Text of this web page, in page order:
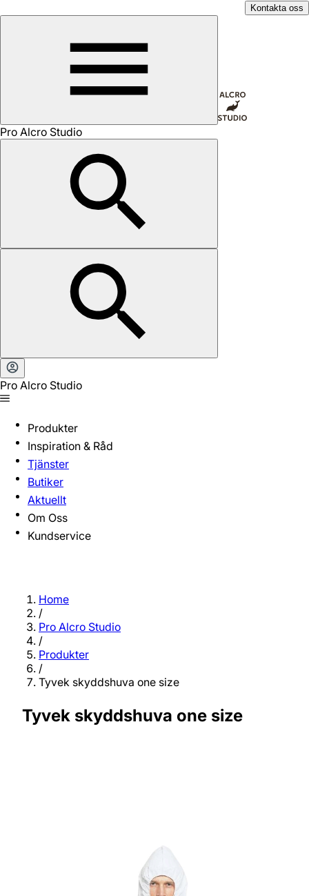
Kontakta oss
Pro Alcro Studio
Pro Alcro Studio
Produkter
Inspiration & Råd
Tjänster
Butiker
Aktuellt
Om Oss
Kundservice
Home
/
Pro Alcro Studio
/
Produkter
/
Tyvek skyddshuva one size
Tyvek skyddshuva one size